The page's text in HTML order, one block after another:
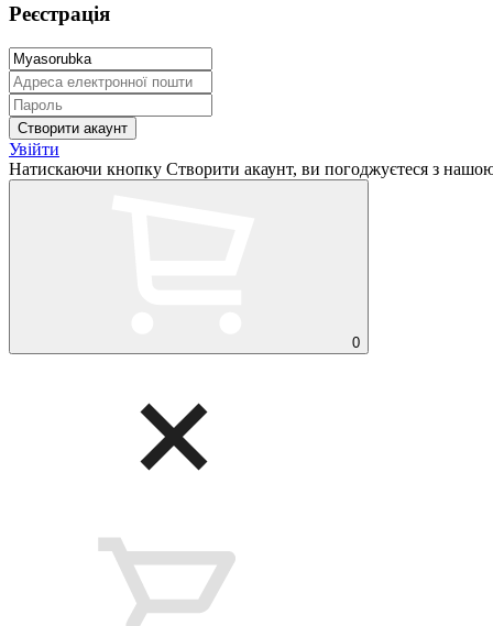
Реєстрація
Увійти
Натискаючи кнопку Створити акаунт, ви погоджуєтеся з
0